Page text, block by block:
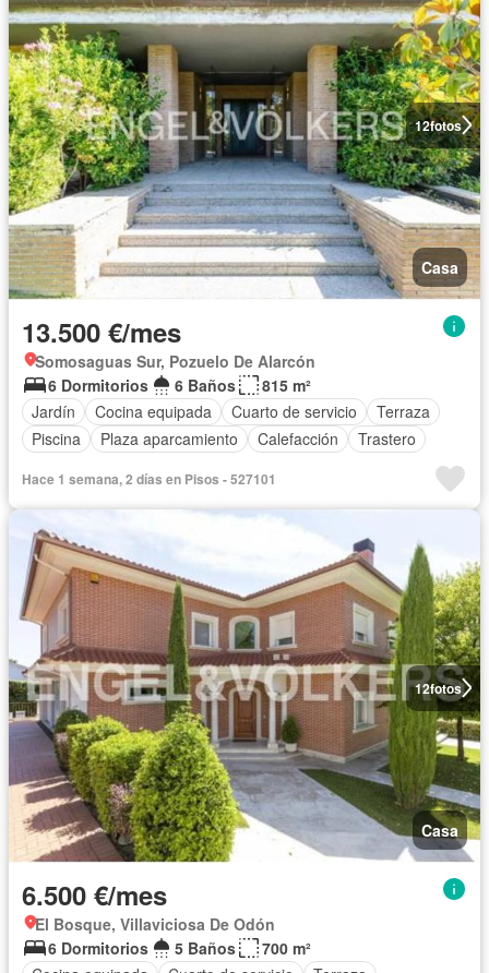
12fotos
Casa
13.500 €/mes
Somosaguas Sur, Pozuelo De Alarcón
6 Dormitorios
6 Baños
815 m²
Jardín
Cocina equipada Cuarto de servicio
Terraza
Piscina
Plaza aparcamiento Calefacción Trastero
Hace 1 semana, 2 días en Pisos - 527101
12fotos
Casa
6.500 €/mes
El Bosque, Villaviciosa De Odón
6 Dormitorios
5 Baños
700 m²